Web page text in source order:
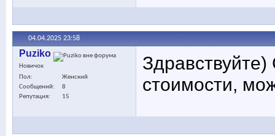
04.04.2025 23:58
Puziko
Новичок
Пол
Женский
Сообщений
8
Репутация
15
стоимости,